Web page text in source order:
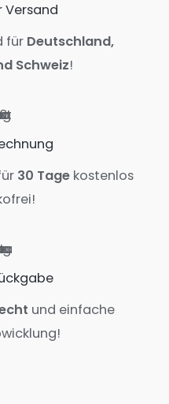
Versand
für Deutschland,
Schweiz!
30 Tagekostenlos
und einfache